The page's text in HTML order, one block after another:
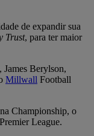
de expandir sua
Trust, para ter maior
James Berylson,
Millwall Football
Championship, o
League.